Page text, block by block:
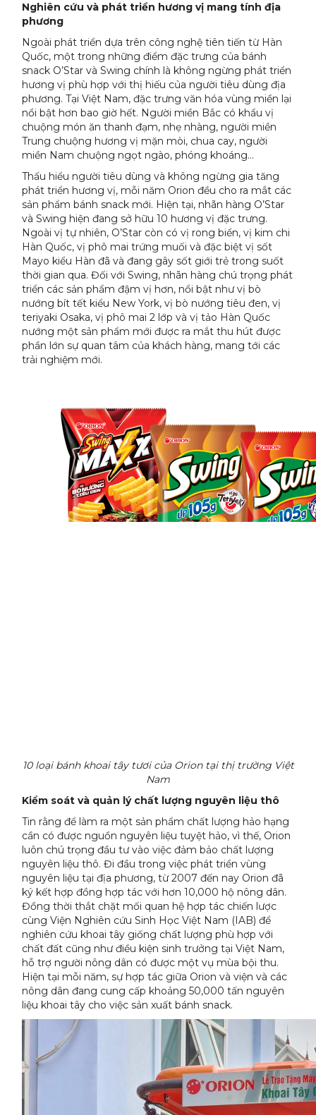
Nghiên cứu và phát triển hương vị mang tính địa
phương
Ngoài phát triển dựa trên công nghệ tiên tiến từ Hàn
Quốc, một trong những điểm đặc trưng của bánh
snack O’Star và Swing chính là không ngừng phát triển
hương vị phù hợp với thị hiếu của người tiêu dùng địa
phương. Tại Việt Nam, đặc trưng văn hóa vùng miền lại
nổi bật hơn bao giờ hết. Người miền Bắc có khẩu vị
chuộng món ăn thanh đạm, nhẹ nhàng, người miền
Trung chuộng hương vị mặn mòi, chua cay, người
miền Nam chuộng ngọt ngào, phóng khoáng…
Thấu hiểu người tiêu dùng và không ngừng gia tăng
phát triển hương vị, mỗi năm Orion đều cho ra mắt các
sản phẩm bánh snack mới. Hiện tại, nhãn hàng O’Star
và Swing hiện đang sở hữu 10 hương vị đặc trưng.
Ngoài vị tự nhiên, O’Star còn có vị rong biển, vị kim chi
Hàn Quốc, vị phô mai trứng muối và đặc biệt vị sốt
Mayo kiểu Hàn đã và đang gây sốt giới trẻ trong suốt
thời gian qua. Đối với Swing, nhãn hàng chú trọng phát
triển các sản phẩm đậm vị hơn, nổi bật như vị bò
nướng bít tết kiểu New York, vị bò nướng tiêu đen, vị
teriyaki Osaka, vị phô mai 2 lớp và vị tảo Hàn Quốc
nướng một sản phẩm mới được ra mắt thu hút được
phần lớn sự quan tâm của khách hàng, mang tới các
trải nghiệm mới.
10 loại bánh khoai tây tươi của Orion tại thị trường Việt
Nam
Kiểm soát và quản lý chất lượng nguyên liệu thô
Tin rằng để làm ra một sản phẩm chất lượng hảo hạng
cần có được nguồn nguyên liệu tuyệt hảo, vì thế, Orion
luôn chú trọng đầu tư vào việc đảm bảo chất lượng
nguyên liệu thô. Đi đầu trong việc phát triển vùng
nguyên liệu tại địa phương, từ 2007 đến nay Orion đã
ký kết hợp đồng hợp tác với hơn 10,000 hộ nông dân.
Đồng thời thắt chặt mối quan hệ hợp tác chiến lược
cùng Viện Nghiên cứu Sinh Học Việt Nam (IAB) để
nghiên cứu khoai tây giống chất lượng phù hợp với
chất đất cũng như điều kiện sinh trưởng tại Việt Nam,
hỗ trợ người nông dân có được một vụ mùa bội thu.
Hiện tại mỗi năm, sự hợp tác giữa Orion và viện và các
nông dân đang cung cấp khoảng 50,000 tấn nguyên
liệu khoai tây cho việc sản xuất bánh snack.